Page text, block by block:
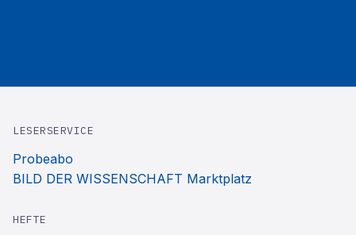
LESERSERVICE
Probeabo
BILD DER WISSENSCHAFT Marktplatz
HEFTE